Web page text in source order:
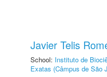
Javier Telis
School: Instituto de
Exatas (Câmpus de São